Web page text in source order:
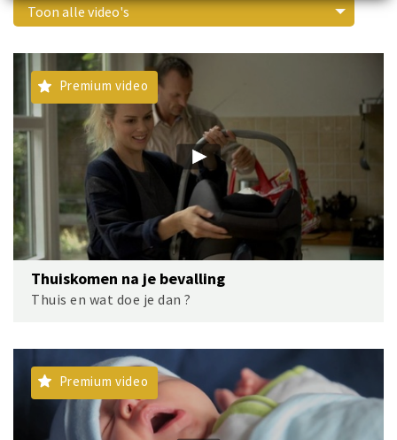
Toon alle video's
Premium video
Thuiskomen na je bevalling
Thuis en wat doe je dan ?
Premium video